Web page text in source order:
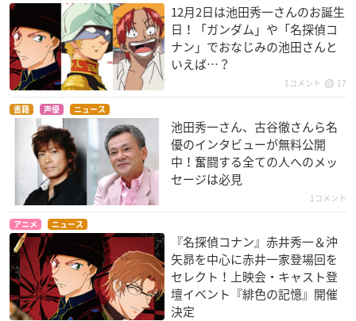
12月2日は池田秀一さんのお誕生
日！「ガンダム」や「名探偵コ
ナン」でおなじみの池田さんと
いえば…？
1コメント 17
書籍 声優 ニュース
池田秀一さん、古谷徹さんら名
優のインタビューが無料公開
中！奮闘する全ての人へのメッ
セージは必見
1コメント
アニメ ニュース
『名探偵コナン』赤井秀一＆沖
矢昴を中心に赤井一家登場回を
セレクト！上映会・キャスト登
壇イベント『緋色の記憶』開催
決定